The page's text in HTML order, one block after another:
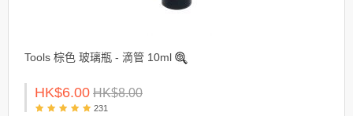
Tools 棕色 玻璃瓶 - 滴管 10ml
HK$6.00 HK$8.00
231